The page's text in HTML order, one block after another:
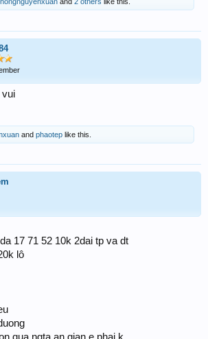
vui
and phaotep like this.
17 71 52 10k 2dai tp va dt
lô